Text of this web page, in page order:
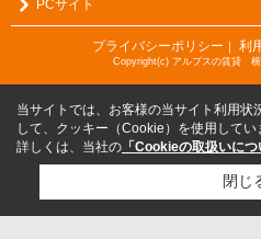
PCサイト
プライバシーポリシー ｜ 利
Copyright(c) アルプスの賃貸 横
当サイトでは、お客様の当サイト利用状
して、クッキー（Cookie）を使用してい
詳しくは、当社の 「Cookieの取扱いにつ
閉じ